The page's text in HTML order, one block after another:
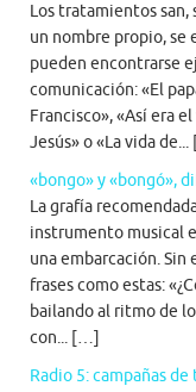
Los tratamientos san,
un nombre propio, se
pueden encontrarse
comunicación: «El
Francisco», «Así era
Jesús» o «La vida
«bongo» y «bongó»,
La grafía
instrumento musical
una embarcación. Sin
frases como estas:
bailando al ritmo de
con... […]
Radio 5: campañas